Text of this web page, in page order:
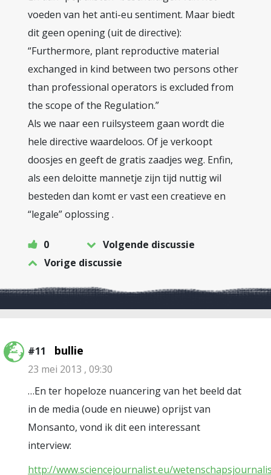
voeden van het anti-eu sentiment. Maar biedt
dit geen opening (uit de directive):
“Furthermore, plant reproductive material
exchanged in kind between two persons other
than professional operators is excluded from
the scope of the Regulation.”
Als we naar een ruilsysteem gaan wordt die
hele directive waardeloos. Of je verkoopt
doosjes en geeft de gratis zaadjes weg. Enfin,
als een deloitte mannetje zijn tijd nuttig wil
besteden dan komt er vast een creatieve en
“legale” oplossing .
0
Volgende discussie
Vorige discussie
#11 bullie
23 mei 2013 , 09:30
…En ter hopeloze nuancering van het beeld dat
in de media (oude en nieuwe) oprijst van
Monsanto, vond ik dit een interessant
interview:
http://www.sciencejournalist.eu/